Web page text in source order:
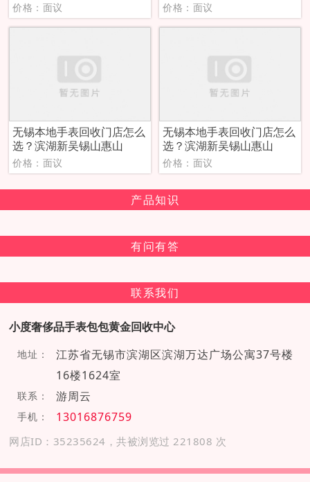
价格：面议 价格：面议
无锡本地手表回收门店怎么
选？滨湖新吴锡山惠山
价格：面议
无锡本地手表回收门店怎么
选？滨湖新吴锡山惠山
价格：面议
产品知识
有问有答
联系我们
小度奢侈品手表包包黄金回收中心
地址：
江苏省无锡市滨湖区滨湖万达广场公寓37号楼
16楼1624室
联系： 游周云
手机： 13016876759
网店ID：35235624，共被浏览过 221808 次